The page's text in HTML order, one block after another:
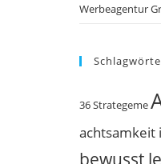
Werbeagentur
36 Strategeme
achtsamkeit
bewusst